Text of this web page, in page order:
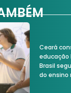
Ceará
educação
Brasil
do ensino